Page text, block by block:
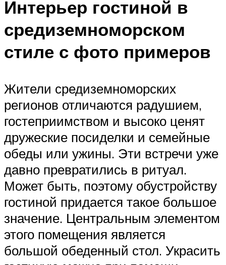
Интерьер гостиной в
средиземноморском
стиле с фото примеров
Жители средиземноморских
регионов отличаются радушием,
гостеприимством и высоко ценят
дружеские посиделки и семейные
обеды или ужины. Эти встречи уже
давно превратились в ритуал.
Может быть, поэтому обустройству
гостиной придается такое большое
значение. Центральным элементом
этого помещения является
большой обеденный стол. Украсить